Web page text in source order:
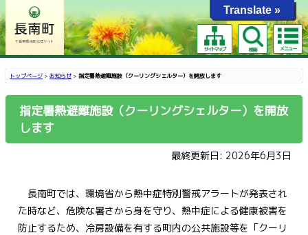
サイトマップ 検索 メニュー
トップページ > お知らせ > 指定暑熱避難施設（クーリングシェルター）を開放します
指定暑熱避難施設（クーリングシェルター）を開放
します
最終更新日: 2026年6月3日
長南町では、環境省から熱中症特別警戒アラートが発表され
た時など、危険な暑さから身を守り、熱中症による健康被害を
防止するため、冷房設備を有する町内の公共施設等を「クーリ
Translate »